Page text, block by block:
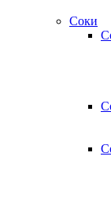
Соки